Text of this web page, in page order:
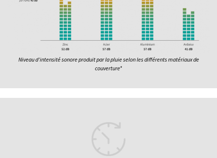
Niveau d’intensité sonore produit par la pluie selon les différents matériaux de
couverture*